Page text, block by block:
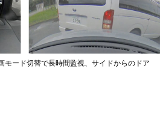
モード切替で長時間監視、サイドからのドア